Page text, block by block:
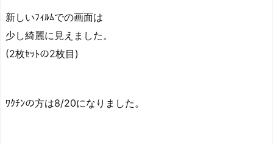
新しいﾌｨﾙﾑでの画面は
少し綺麗に見えました。
(2枚ｾｯﾄの2枚目)
ﾜｸﾁﾝの方は8/20になりました。